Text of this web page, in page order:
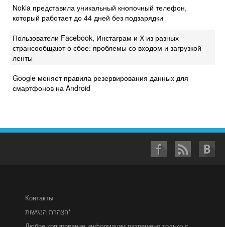
Nokia представила уникальный кнопочный телефон,
который работает до 44 дней без подзарядки
Пользователи Facebook, Инстаграм и Х из разных
странсообщают о сбое: проблемы со входом и загрузкой
ленты
Google меняет правила резервирования данных для
смартфонов на Android
Контакты
הצהרת הנגישות*